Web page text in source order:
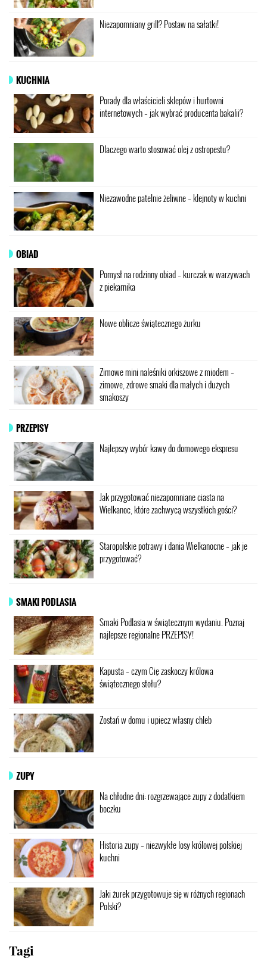
Niezapomniany grill? Postaw na sałatki!
KUCHNIA
Porady dla właścicieli sklepów i hurtowni
internetowych – jak wybrać producenta bakalii?
Dlaczego warto stosować olej z ostropestu?
Niezawodne patelnie żeliwne – klejnoty w kuchni
OBIAD
Pomysł na rodzinny obiad – kurczak w warzywach
z piekarnika
Nowe oblicze świątecznego żurku
Zimowe mini naleśniki orkiszowe z miodem –
zimowe, zdrowe smaki dla małych i dużych
smakoszy
PRZEPISY
Najlepszy wybór kawy do domowego ekspresu
Jak przygotować niezapomniane ciasta na
Wielkanoc, które zachwycą wszystkich gości?
Staropolskie potrawy i dania Wielkanocne – jak je
przygotować?
SMAKI PODLASIA
Smaki Podlasia w świątecznym wydaniu. Poznaj
najlepsze regionalne PRZEPISY!
Kapusta – czym Cię zaskoczy królowa
świątecznego stołu?
Zostań w domu i upiecz własny chleb
ZUPY
Na chłodne dni: rozgrzewające zupy z dodatkiem
boczku
Historia zupy – niezwykłe losy królowej polskiej
kuchni
Jaki żurek przygotowuje się w różnych regionach
Polski?
Tagi